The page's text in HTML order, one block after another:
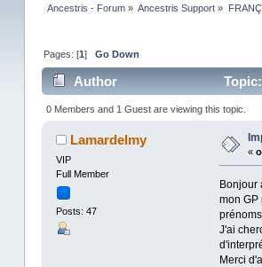
Ancestris - Forum » Ancestris Support »
Pages: [1]Go Down
Author
0 Members and 1 Guest are viewing this topic.
Lamardelmy
VIP
Full Member
Posts: 47
«
Bonjour
mon GP
J'ai
Merci